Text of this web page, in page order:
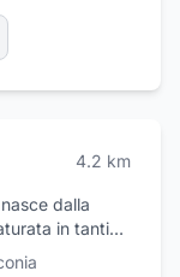
curando
esequie e
H24.
4.2 km
dalla
in tanti
È tale